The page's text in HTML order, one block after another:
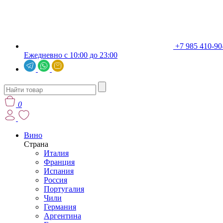
+7 985 410-
Ежедневно с 10:00 до 23:00
0
Вино
Страна
Италия
Франция
Испания
Россия
Португалия
Чили
Германия
Аргентина